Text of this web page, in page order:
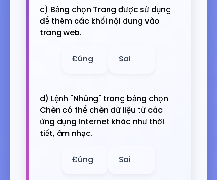
c) Bảng chọn Trang được sử dụng
để thêm các khối nội dung vào
trang web.
Đúng Sai
d) Lệnh "Nhúng" trong bảng chọn
Chèn có thể chèn dữ liệu từ các
ứng dụng Internet khác như thời
tiết, âm nhạc.
Đúng Sai